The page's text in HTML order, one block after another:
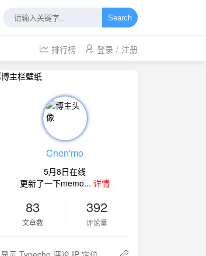
Search
排行榜 登录 / 注册
Chen'mo
5月8日在线
更新了一下memo... 详情
83
文章数
392
评论量